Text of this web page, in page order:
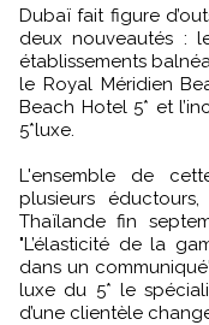
Dubaï fait figure
deux nouveautés :
établissements
le Royal Méridien
Beach Hotel 5* et
5*luxe.
L'ensemble de
plusieurs
Thaïlande fin
"L’élasticité de la
dans un
luxe du 5* le
d’une clientèle